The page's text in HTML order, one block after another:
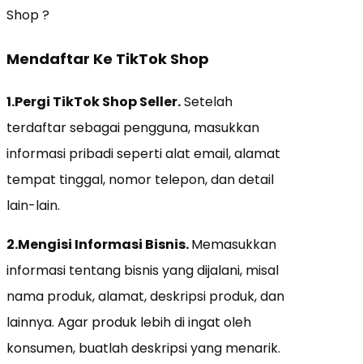
Shop ?
Mendaftar Ke TikTok Shop
1.Pergi TikTok Shop Seller.Setelah
terdaftar sebagai pengguna, masukkan
informasi pribadi seperti alat email, alamat
tempat tinggal, nomor telepon, dan detail
lain-lain.
2.Mengisi Informasi Bisnis.Memasukkan
informasi tentang bisnis yang dijalani, misal
nama produk, alamat, deskripsi produk, dan
lainnya. Agar produk lebih di ingat oleh
konsumen, buatlah deskripsi yang menarik.